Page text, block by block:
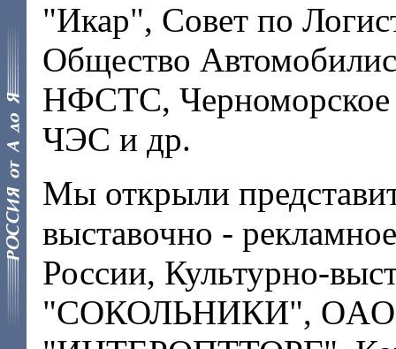
"Икар", Совет по
Общество
НФСТС, Черноморское
ЧЭС и др.
Мы открыли
выставочно -
России, Культурно-
"СОКОЛЬНИКИ", OAO